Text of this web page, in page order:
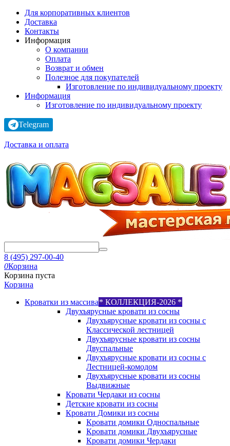
Для корпоративных клиентов
Доставка
Контакты
Информация
О компании
Оплата
Возврат и обмен
Полезное для покупателей
Изготовление по индивидуальному проекту
Информация
Изготовление по индивидуальному проекту
Telegram
Доставка и оплата
8 (495) 297-00-40
0Корзина
Корзина пуста
Корзина
Кроватки из массива* КОЛЛЕКЦИЯ-2026 *
Двухъярусные кровати из сосны
Двухъярусные кровати из сосны с
Классической лестницей
Двухъярусные кровати из сосны
Двуспальные
Двухъярусные кровати из сосны с
Лестницей-комодом
Двухъярусные кровати из сосны
Выдвижные
Кровати Чердаки из сосны
Детские кровати из сосны
Кровати Домики из сосны
Кровати домики Односпальные
Кровати домики Двухъярусные
Кровати домики Чердаки